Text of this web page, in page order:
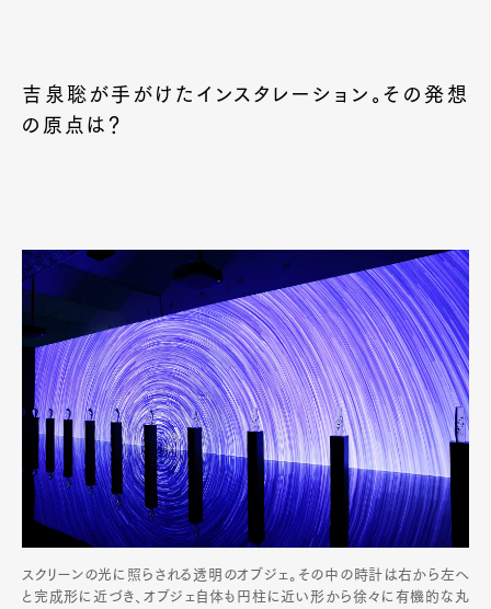
吉泉聡が手がけたインスタレーション。その発想
の原点は？
スクリーンの光に照らされる透明のオブジェ。その中の時計は右から左へ
と完成形に近づき、オブジェ自体も円柱に近い形から徐々に有機的な丸